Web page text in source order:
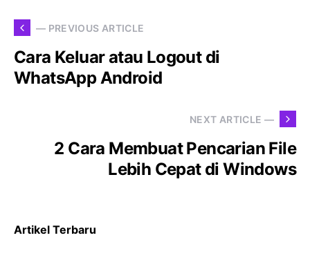
— PREVIOUS ARTICLE
Cara Keluar atau Logout di
WhatsApp Android
NEXT ARTICLE —
2 Cara Membuat Pencarian File
Lebih Cepat di Windows
Artikel Terbaru